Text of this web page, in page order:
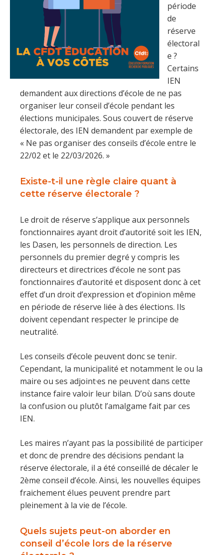
période
de
réserve
électoral
e ?
Certains
IEN
demandent aux directions d’école de ne pas
organiser leur conseil d’école pendant les
élections municipales. Sous couvert de réserve
électorale, des IEN demandent par exemple de
« Ne pas organiser des conseils d’école entre le
22/02 et le 22/03/2026. »
Existe-t-il une règle claire quant à
cette réserve électorale ?
Le droit de réserve s’applique aux personnels
fonctionnaires ayant droit d’autorité soit les IEN,
les Dasen, les personnels de direction. Les
personnels du premier degré y compris les
directeurs et directrices d’école ne sont pas
fonctionnaires d’autorité et disposent donc à cet
effet d’un droit d’expression et d’opinion même
en période de réserve liée à des élections. Ils
doivent cependant respecter le principe de
neutralité.
Les conseils d’école peuvent donc se tenir.
Cependant, la municipalité et notamment le ou la
maire ou ses adjoint·es ne peuvent dans cette
instance faire valoir leur bilan. D’où sans doute
la confusion ou plutôt l’amalgame fait par ces
IEN.
Les maires n’ayant pas la possibilité de participer
et donc de prendre des décisions pendant la
réserve électorale, il a été conseillé de décaler le
2ème conseil d’école. Ainsi, les nouvelles équipes
fraichement élues peuvent prendre part
pleinement à la vie de l’école.
Quels sujets peut-on aborder en
conseil d’école lors de la réserve